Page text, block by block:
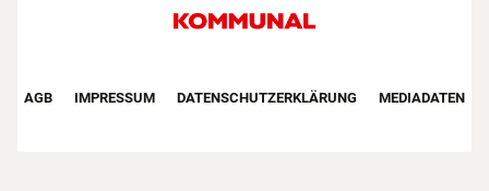
Footer First Navigation
AGB IMPRESSUM DATENSCHUTZERKLÄRUNG MEDIADATEN